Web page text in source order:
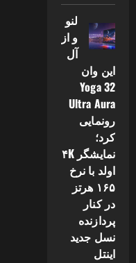
لنو
و از
آل
این وان
Yoga 32
Ultra Aura
رونمایی
کرد؛
نمایشگر ۴K
اولد با نرخ
۱۶۵ هرتز
در کنار
پردازنده
نسل جدید
اینتل